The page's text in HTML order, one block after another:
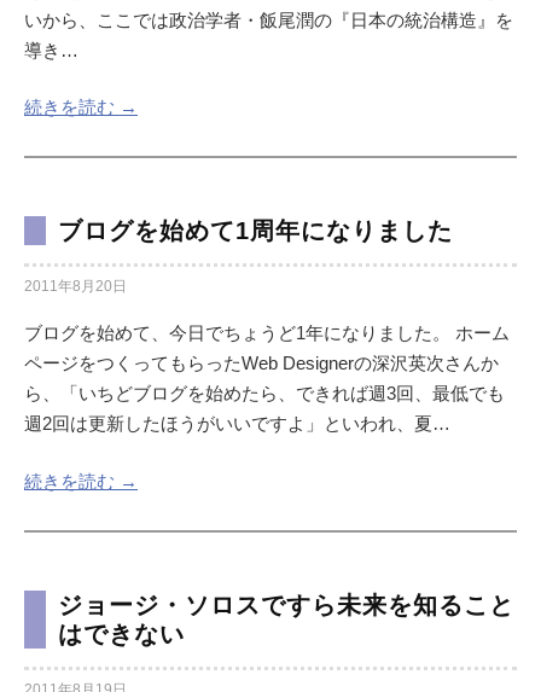
いから、ここでは政治学者・飯尾潤の『日本の統治構造』を
導き…
続きを読む →
ブログを始めて1周年になりました
2011年8月20日
ブログを始めて、今日でちょうど1年になりました。 ホーム
ページをつくってもらったWeb Designerの深沢英次さんか
ら、「いちどブログを始めたら、できれば週3回、最低でも
週2回は更新したほうがいいですよ」といわれ、夏…
続きを読む →
ジョージ・ソロスですら未来を知ること
はできない